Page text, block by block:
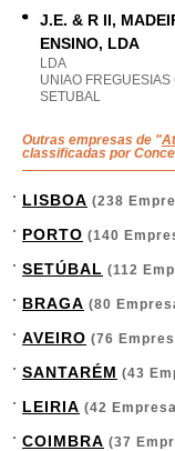
J.E. & R II,
ENSINO, LDA
LDA
UNIAO
SETUBAL
Outras empresas de "
classificadas por
LISBOA (238
PORTO (140
SETÚBAL (112
BRAGA (80
AVEIRO (76
SANTARÉM (43
LEIRIA (42
COIMBRA (37